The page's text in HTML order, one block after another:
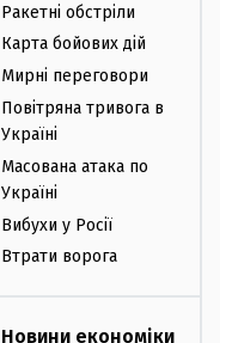
Ракетні обстріли
Карта бойових дій
Мирні переговори
Повітряна тривога в
Україні
Масована атака по
Україні
Вибухи у Росії
Втрати ворога
Новини економіки